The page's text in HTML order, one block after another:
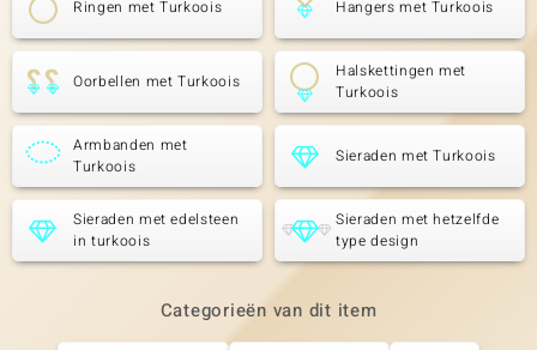
Ringen met Turkoois Hangers met Turkoois
Oorbellen met Turkoois
Halskettingen met
Turkoois
Armbanden met
Turkoois
Sieraden met Turkoois
Sieraden met edelsteen
in turkoois
Sieraden met hetzelfde
type design
Categorieën van dit item